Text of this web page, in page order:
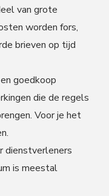
van grote
worden fors,
brieven op tijd
goedkoop
die de regels
Voor je het
dienstverleners
is meestal